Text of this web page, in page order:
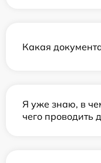
Какая
Я уже знаю, в
чего проводить